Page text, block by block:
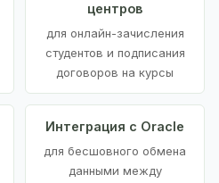
центров
для онлайн-зачисления
студентов и подписания
договоров на курсы
Интеграция с Oracle
для бесшовного обмена
данными между